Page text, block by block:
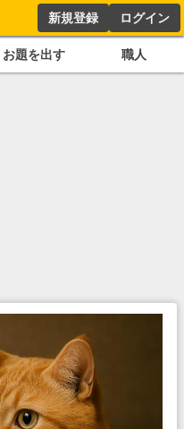
新規登録 ログイン
お題を出す 職人